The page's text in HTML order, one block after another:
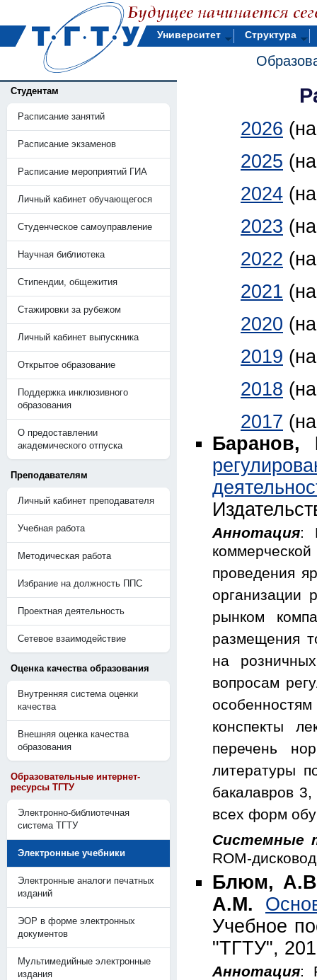
Университет Структура
Студентам
Расписание занятий
Расписание экзаменов
Расписание мероприятий ГИА
Личный кабинет обучающегося
Студенческое самоуправление
Научная библиотека
Стипендии, общежития
Стажировки за рубежом
Личный кабинет выпускника
Открытое образование
Поддержка инклюзивного
образования
О предоставлении
академического отпуска
Преподавателям
Личный кабинет преподавателя
Учебная работа
Методическая работа
Избрание на должность ППС
Проектная деятельность
Сетевое взаимодействие
Оценка качества образования
Внутренняя система оценки
качества
Внешняя оценка качества
образования
Образовательные интернет-
ресурсы ТГТУ
Электронно-библиотечная
система ТГТУ
Электронные учебники
Электронные аналоги печатных
изданий
ЭОР в форме электронных
документов
Мультимедийные электронные
издания
2026
2025
2024
2023
2022
2021
2020
2019
2018
2017
Аннотация:
проведения
организации
рынком
размещения
на
вопросам
конспекты
перечень
литературы
бакалавров
всех форм
Системные
ROM-
Блюм,
А.М.
Учебное
"ТГТУ",
Аннотация: